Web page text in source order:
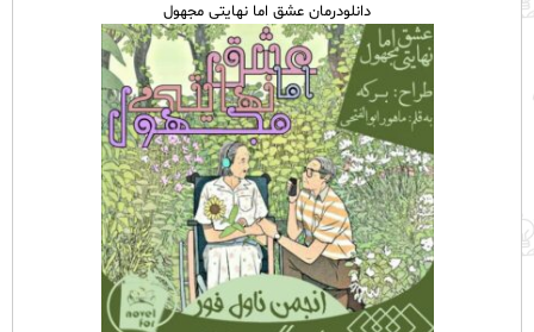
دانلودرمان عشق اما نهایتی مجهول